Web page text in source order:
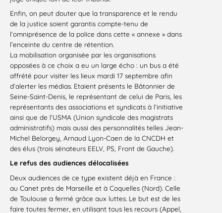
Enfin, on peut douter que la transparence et le rendu
de la justice soient garantis compte-tenu de
l’omniprésence de la police dans cette « annexe » dans
l’enceinte du centre de rétention.
La mobilisation organisée par les organisations
opposées à ce choix a eu un large écho : un bus a été
affrété pour visiter les lieux mardi 17 septembre afin
d’alerter les médias. Etaient présents le Bâtonnier de
Seine-Saint-Denis, le représentant de celui de Paris, les
représentants des associations et syndicats à l’initiative
ainsi que de l’USMA (Union syndicale des magistrats
administratifs) mais aussi des personnalités telles Jean-
Michel Belorgey, Arnaud Lyon-Caen de la CNCDH et
des élus (trois sénateurs EELV, PS, Front de Gauche).
Le refus des audiences délocalisées
Deux audiences de ce type existent déjà en France :
au Canet près de Marseille et à Coquelles (Nord). Celle
de Toulouse a fermé grâce aux luttes. Le but est de les
faire toutes fermer, en utilisant tous les recours (Appel,